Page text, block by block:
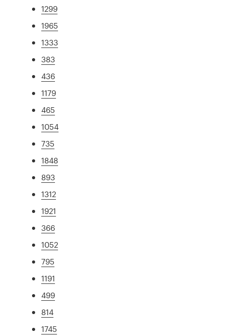
1299
1965
1333
383
436
1179
465
1054
735
1848
893
1312
1921
366
1052
795
1191
499
814
1745